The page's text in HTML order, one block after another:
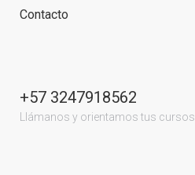
Contacto
+57 3247918562
Llámanos y orientamos tus cursos